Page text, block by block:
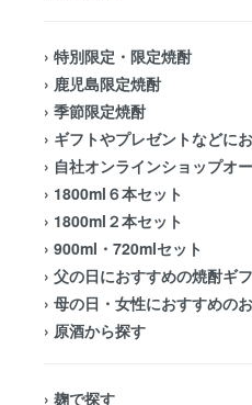
› 特別限定・限定焼酎
› 鹿児島限定焼酎
› 季節限定焼酎
› ギフトやプレゼントなどに
› 自社オンラインショップオ
› 1800ml６本セット
› 1800ml２本セット
› 900ml・720mlセット
› 父の日におすすめの焼酎ギ
› 母の日・女性におすすめの
› 原酒から探す
› 麹で探す